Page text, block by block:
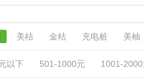
美桔 金桔 充电桩 美柚
以下 501-1000元 1001-